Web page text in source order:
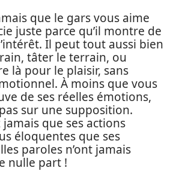
que le gars vous aime
juste parce qu’il montre de
Il peut tout aussi bien
tâter le terrain, ou
là pour le plaisir, sans
À moins que vous
de ses réelles émotions,
sur une supposition.
jamais que ses actions
éloquentes que ses
paroles n’ont jamais
nulle part !